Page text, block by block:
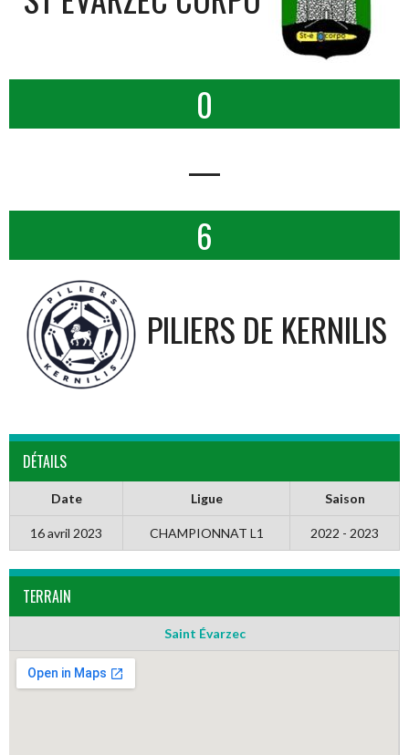
0
—
6
PILIERS DE KERNILIS
DÉTAILS
Date Ligue Saison
16 avril 2023 CHAMPIONNAT L1 2022 - 2023
TERRAIN
Saint Évarzec